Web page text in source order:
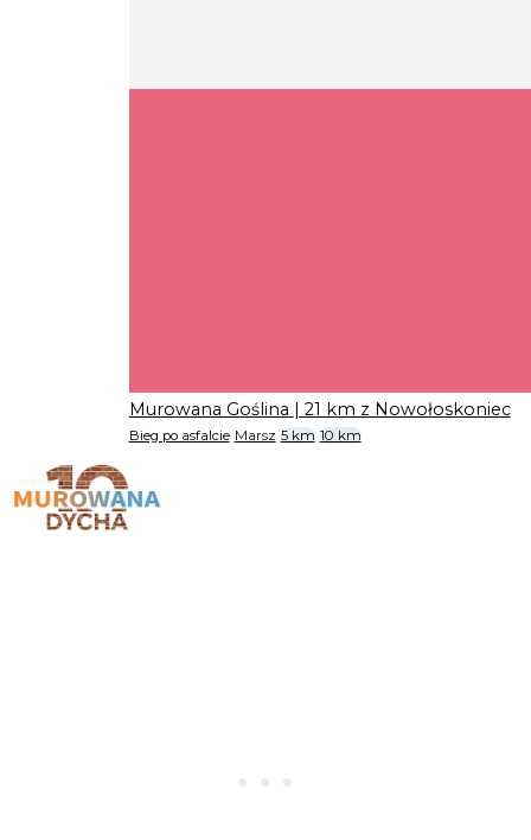
Murowana Goślina | 21 km z Nowołoskoniec
Bieg po asfalcie Marsz 5 km 10 km